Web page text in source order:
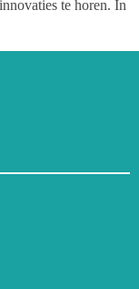
te horen. In